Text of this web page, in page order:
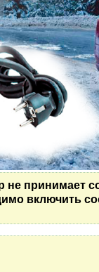
не принимает
включить